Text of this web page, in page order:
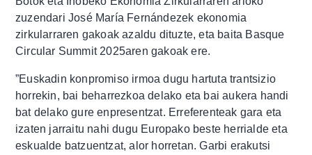
zuzendari José María Fernándezek ekonomia
zirkularraren gakoak azaldu dituzte, eta baita Basque
Circular Summit 2025aren gakoak ere.
”Euskadin konpromiso irmoa dugu hartuta trantsizio
horrekin, bai beharrezkoa delako eta bai aukera handi
bat delako gure enpresentzat. Erreferenteak gara eta
izaten jarraitu nahi dugu Europako beste herrialde eta
eskualde batzuentzat, alor horretan. Garbi erakutsi